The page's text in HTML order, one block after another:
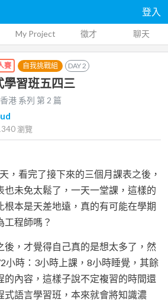
登入
My Project 徵才 聊天
賽 自我挑戰組 DAY2
學習班五四三
港 系列 第2 篇
瀏覽
，看完了接下來的三個月課表之後，
也未免太鬆了，一天一堂課，這樣的
根本是天差地遠，真的有可能在學期
工程師嗎？
後，才覺得自己真的是想太多了，然
小時：3小時上課，8小時睡覺，其餘
的內容，這樣子說不定複習的時間還
式語言學習班，本來就會將知識濃